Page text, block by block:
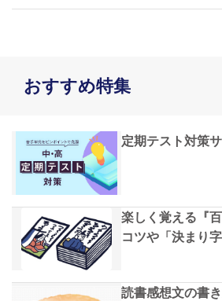
おすすめ特集
定期テスト対策
楽しく覚える『
コツや「決まり
読書感想文の書